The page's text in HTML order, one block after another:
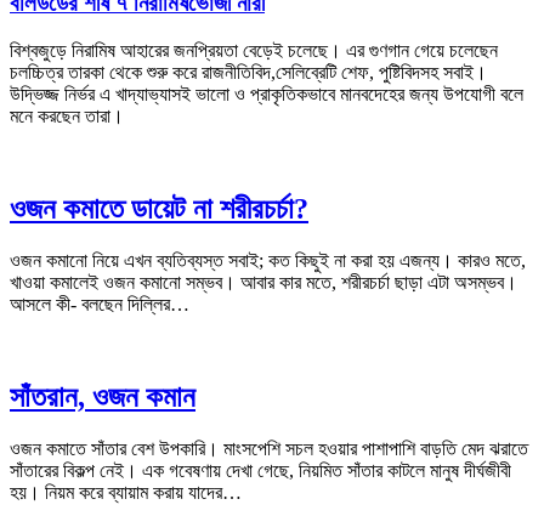
বিশ্বজুড়ে নিরামিষ আহারের জনপ্রিয়তা বেড়েই চলেছে। এর গুণগান গেয়ে চলেছেন
চলচ্চিত্র তারকা থেকে শুরু করে রাজনীতিবিদ,সেলিব্রেটি শেফ, পুষ্টিবিদসহ সবাই।
উদ্ভিজ্জ নির্ভর এ খাদ্যাভ্যাসই ভালো ও প্রাকৃতিকভাবে মানবদেহের জন্য উপযোগী বলে
মনে করছেন তারা।
ওজন কমাতে ডায়েট না শরীরচর্চা?
ওজন কমানো নিয়ে এখন ব্যতিব্যস্ত সবাই; কত কিছুই না করা হয় এজন্য। কারও মতে,
খাওয়া কমালেই ওজন কমানো সম্ভব। আবার কার মতে, শরীরচর্চা ছাড়া এটা অসম্ভব।
আসলে কী- বলছেন দিল্লির…
সাঁতরান, ওজন কমান
ওজন কমাতে সাঁতার বেশ উপকারি। মাংসপেশি সচল হওয়ার পাশাপাশি বাড়তি মেদ ঝরাতে
সাঁতারের বিকল্প নেই। এক গবেষণায় দেখা গেছে, নিয়মিত সাঁতার কাটলে মানুষ দীর্ঘজীবী
হয়। নিয়ম করে ব্যায়াম করায় যাদের…